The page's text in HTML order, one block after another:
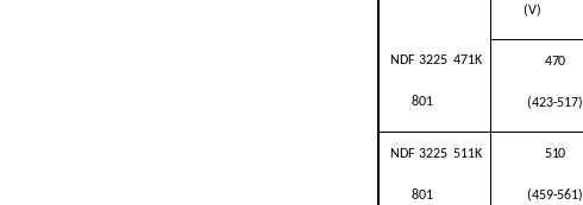
(V)
NDF 3225 471K
801
470
(423-517)
NDF 3225 511K
801
510
(459-561)